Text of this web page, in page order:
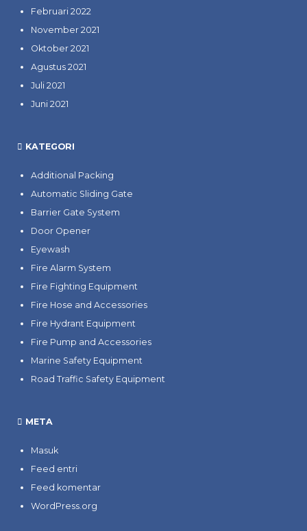
Februari 2022
November 2021
Oktober 2021
Agustus 2021
Juli 2021
Juni 2021
KATEGORI
Additional Packing
Automatic Sliding Gate
Barrier Gate System
Door Opener
Eyewash
Fire Alarm System
Fire Fighting Equipment
Fire Hose and Accessories
Fire Hydrant Equipment
Fire Pump and Accessories
Marine Safety Equipment
Road Traffic Safety Equipment
META
Masuk
Feed entri
Feed komentar
WordPress.org